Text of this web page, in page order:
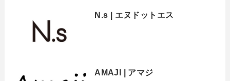
N.s | エヌドットエス
AMAJI | アマジ